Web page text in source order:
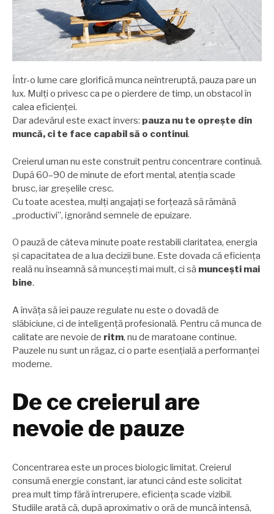
Într-o lume care glorifică munca neîntreruptă, pauza pare un
lux. Mulți o privesc ca pe o pierdere de timp, un obstacol în
calea eficienței.
Dar adevărul este exact invers: pauza nu te oprește din
muncă, ci te face capabil să o continui.
Creierul uman nu este construit pentru concentrare continuă.
După 60–90 de minute de efort mental, atenția scade
brusc, iar greșelile cresc.
Cu toate acestea, mulți angajați se forțează să rămână
„productivi”, ignorând semnele de epuizare.
O pauză de câteva minute poate restabili claritatea, energia
și capacitatea de a lua decizii bune. Este dovada că eficiența
reală nu înseamnă să muncești mai mult, ci să muncești mai
bine.
A învăța să iei pauze regulate nu este o dovadă de
slăbiciune, ci de inteligență profesională. Pentru că munca de
calitate are nevoie de ritm, nu de maratoane continue.
Pauzele nu sunt un răgaz, ci o parte esențială a performanței
moderne.
De ce creierul are
nevoie de pauze
Concentrarea este un proces biologic limitat. Creierul
consumă energie constant, iar atunci când este solicitat
prea mult timp fără întrerupere, eficiența scade vizibil.
Studiile arată că, după aproximativ o oră de muncă intensă,